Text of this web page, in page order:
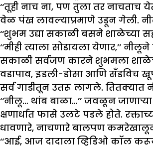
‘‘तूही नाच ना, पण तुला तर नाचताच
वेळ पंख लावल्याप्रमाणे उडून गेली.
‘‘शुभम उद्या सकाळी बसने शाळेच्या
‘‘मीही त्याला सोडायला येणार,’’
सकाळी सर्वजण कारने शुभमला
वडापाव, इडली-डोसा आणि सँडविच
सर्व गाडीतून उतरू लागले. तितक्यात
‘‘नीलू… थांब बाळा…’’ जवळून
क्षणार्धात फासे उलटे पडले होते.
धावणारे, नाचणारे बालपण कमरेखालून
‘‘आई, आज दादाला व्हिडिओ कॉल